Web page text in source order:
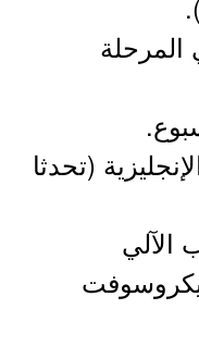
المرحلة
(تحدثا
الآلي